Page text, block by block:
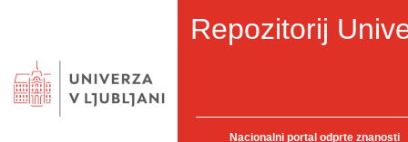
Repozitorij
Nacionalni portal odprte znanosti